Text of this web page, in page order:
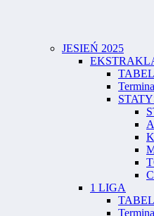
JESIEŃ 2025
1 LIGA